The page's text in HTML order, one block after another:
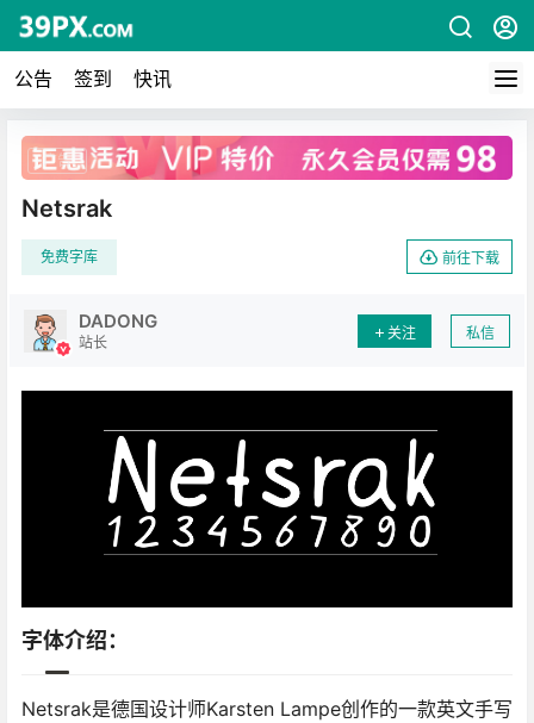
公告 签到 快讯
广告
Netsrak
免费字库 前往下载
DADONG
站长
关注 私信
字体介绍：
Netsrak是德国设计师Karsten Lampe创作的一款英文手写